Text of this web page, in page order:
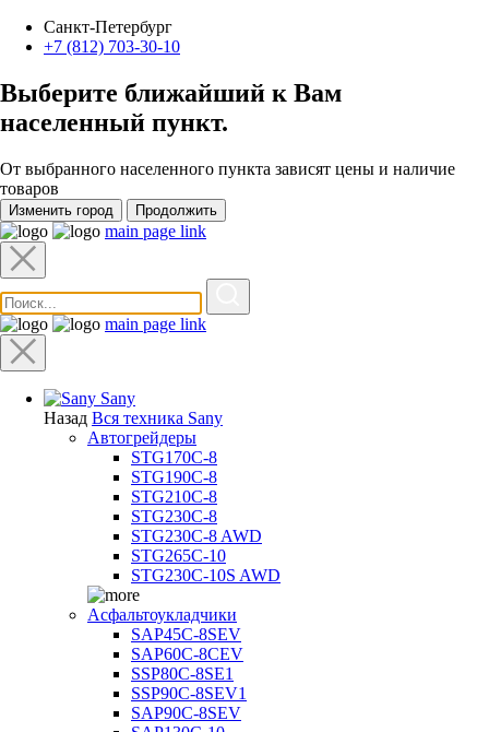
Санкт-Петербург
+7 (812) 703-30-10
Выберите ближайший к Вам
населенный пункт.
От выбранного населенного пункта зависят цены и наличие
товаров
Изменить город Продолжить
main page link
main page link
Sany
Назад Вся техника Sany
Автогрейдеры
STG170C-8
STG190C-8
STG210C-8
STG230C-8
STG230C-8 AWD
STG265C-10
STG230C-10S AWD
Асфальтоукладчики
SAP45С-8SEV
SAP60C-8CEV
SSP80C-8SE1
SSP90C-8SEV1
SAP90C-8SEV